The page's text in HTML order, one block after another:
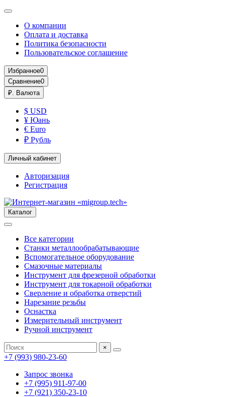
О компании
Оплата и доставка
Политика безопасности
Пользовательское соглашение
Избранное0
Сравнение0
₽. Валюта
$ USD
¥ Юань
€ Euro
₽ Рубль
Личный кабинет
Авторизация
Регистрация
Каталог
Все категории
Станки металлообрабатывающие
Вспомогательное оборудование
Смазочные материалы
Инструмент для фрезерной обработки
Инструмент для токарной обработки
Сверление и обработка отверстий
Нарезание резьбы
Оснастка
Измерительный инструмент
Ручной инструмент
×
+7 (993) 980-23-60
Запрос звонка
+7 (995) 911-97-00
+7 (921) 350-23-10